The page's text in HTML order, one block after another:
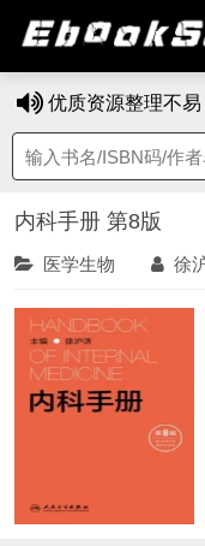
优质资源整理不易
内科手册 第8版
医学生物 徐